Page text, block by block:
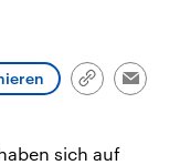
Link
sich auf